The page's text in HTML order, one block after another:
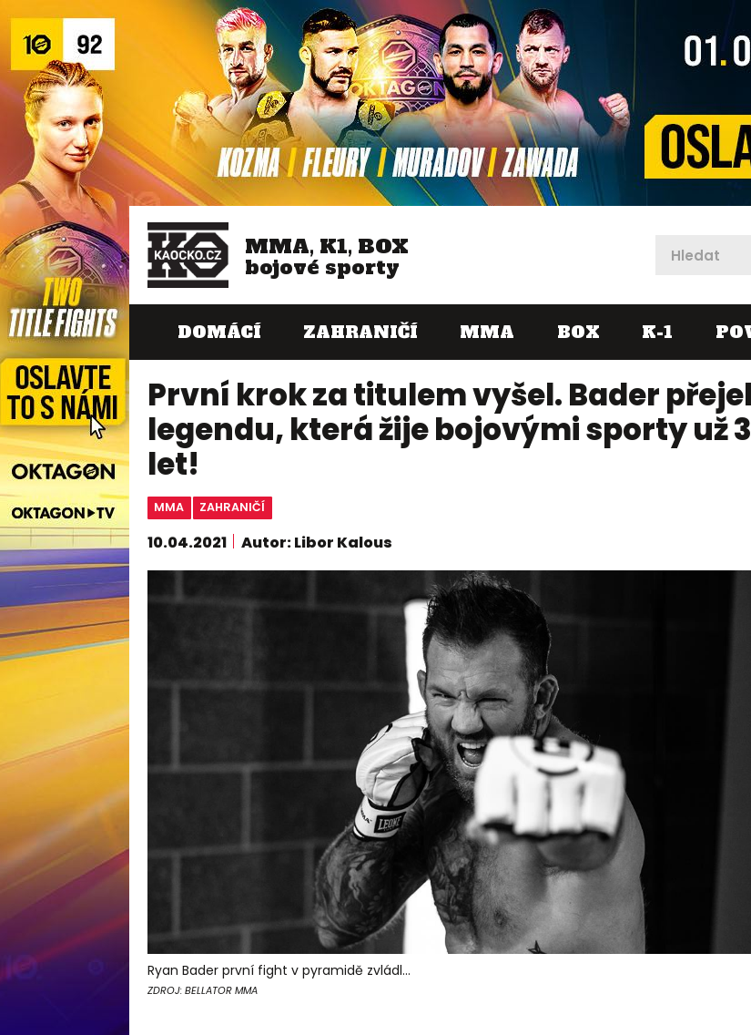
MMA, K1, BOX
bojové sporty
DOMÁCÍ ZAHRANIČÍ MMA BOX K-1
První krok za titulem vyšel. Bader přejel
legendu, která žije bojovými sporty už
let!
MMA ZAHRANIČÍ
10.04.2021 Autor: Libor Kalous
Ryan Bader první fight v pyramidě zvládl...
ZDROJ: BELLATOR MMA